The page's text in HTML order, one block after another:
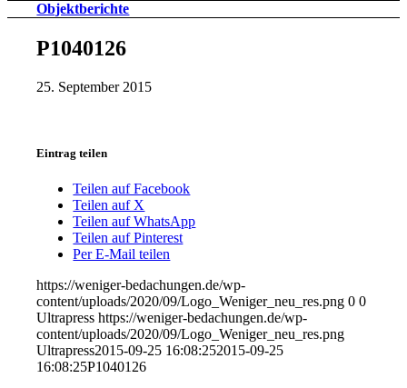
Objektberichte
P1040126
25. September 2015
Eintrag teilen
Teilen auf Facebook
Teilen auf X
Teilen auf WhatsApp
Teilen auf Pinterest
Per E-Mail teilen
https://weniger-bedachungen.de/wp-
content/uploads/2020/09/Logo_Weniger_neu_res.png 0 0
Ultrapress https://weniger-bedachungen.de/wp-
content/uploads/2020/09/Logo_Weniger_neu_res.png
Ultrapress2015-09-25 16:08:252015-09-25
16:08:25P1040126